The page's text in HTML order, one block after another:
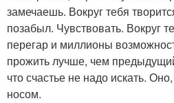
замечаешь. Вокруг тебя
позабыл. Чувствовать. Вокруг
перегар и миллионы
прожить лучше, чем
что счастье не надо искать.
носом.